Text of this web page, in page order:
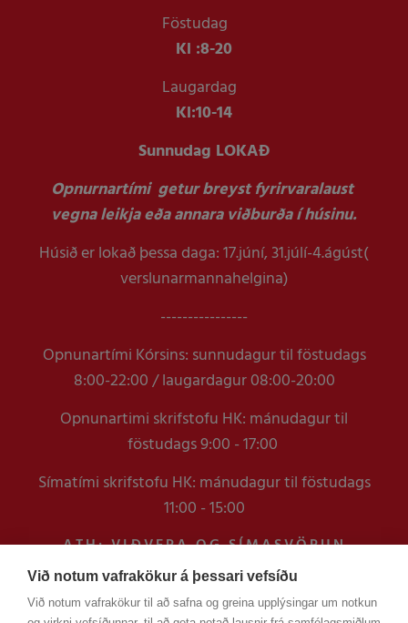
Við notum vafrakökur á þessari vefsíðu
Við notum vafrakökur til að safna og greina upplýsingar um notkun
Föstudag
Kl :8-20
Laugardag
Kl:10-14
Sunnudag LOKAÐ
Opnurnartími getur breyst fyrirvaralaust
vegna leikja eða annara viðburða í húsinu.
Húsið er lokað þessa daga: 17.júní, 31.júlí-4.ágúst(
verslunarmannahelgina)
----------------
Opnunartími Kórsins: sunnudagur til föstudags
8:00-22:00 / laugardagur 08:00-20:00
Opnunartimi skrifstofu HK: mánudagur til
föstudags 9:00 - 17:00
Símatími skrifstofu HK: mánudagur til föstudags
11:00 - 15:00
ATH: VIÐVERA OG SÍMASVÖRUN
VERÐUR TAKMÖRKUÐ Á
SKRIFSTOFUNNI FRAM YFIR
VERSLUNARMANNHELGI